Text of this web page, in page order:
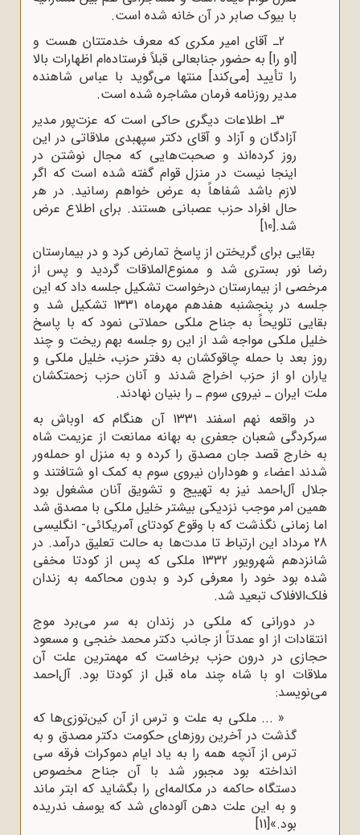
با بیوک صابر در آن خانه شده است.
2ـ آقای امیر مکری که معرف خدمتتان هست و
[او را] به حضور جنابعالی قبلاً فرستاده‌ام اظهارات بالا
را تأیید [می‌کند] منتها می‌گوید با عباس شاهنده
مدیر روزنامه فرمان مشاجره شده است.
3ـ اطلاعات دیگری حاکی است که عزت‌پور مدیر
آزادگان و آزاد و آقای دکتر سپهبدی ملاقاتی در این
روز کرده‌‌اند و صحبت‌هایی که مجال نوشتن در
اینجا نیست در منزل قوام گفته شده است که اگر
لازم باشد شفاهاً به عرض خواهم رسانید. در هر
حال افراد حزب عصبانی هستند. برای اطلاع عرض
شد.[10]
بقایی برای گریختن از پاسخ تمارض کرد و در بیمارستان
رضا نور بستری شد و ممنوع‌الملاقات گردید و پس از
مرخصی از بیمارستان درخواست تشکیل جلسه داد که این
جلسه در پنجشنبه هفدهم مهرماه 1331 تشکیل شد و
بقایی تلویحاً به جناح ملکی حملاتی نمود که با پاسخ
خلیل ملکی مواجه شد از این رو جلسه بهم ریخت و چند
روز بعد با حمله چاقوکشان به دفتر حزب، خلیل ملکی و
یاران او از حزب اخراج شدند و آنان حزب زحمتکشان
ملت ایران ـ نیروی سوم ـ را بنیان نهادند.
در واقعه نهم اسفند 1331 آن هنگام که اوباش به
سرکردگی شعبان جعفری به بهانه ممانعت از عزیمت شاه
به خارج قصد جان مصدق را کرده و به منزل او حمله‌ور
شدند اعضاء و هوداران نیروی سوم به کمک او شتافتند و
جلال آل‌احمد نیز به تهییج و تشویق آنان مشغول بود
همین امر موجب نزدیکی بیشتر خلیل ملکی با مصدق شد
اما زمانی نگذشت که با وقوع کودتای آمریکائی- انگلیسی
28 مرداد این ارتباط تا مدت‌ها به حالت تعلیق درآمد. در
شانزدهم شهرویور 1332 ملکی که پس از کودتا مخفی
شده بود خود را معرفی کرد و بدون محاکمه به زندان
فلک‌الافلاک تبعید شد.
در دورانی که ملکی در زندان به سر می‌برد موج
انتقادات از او عمدتاً از جانب دکتر محمد خنجی و مسعود
حجازی در درون حزب برخاست که مهمترین علت آن
ملاقات او با شاه چند ماه قبل از کودتا بود. آل‌احمد
می‌نویسد:
« ... ملکی به علت و ترس از آن کین‌توزی‌ها که
گذشت در آخرین روزهای حکومت دکتر مصدق و به
ترس از آنچه همه را به یاد ایام دموکرات فرقه سی
انداخته بود مجبور شد با آن جناح مخصوص
دستگاه حاکمه در مکالمه‌ای را بگشاید که ابتر ماند
و به این علت دهن آلوده‌ای شد که یوسف ندریده
بود.»[11]